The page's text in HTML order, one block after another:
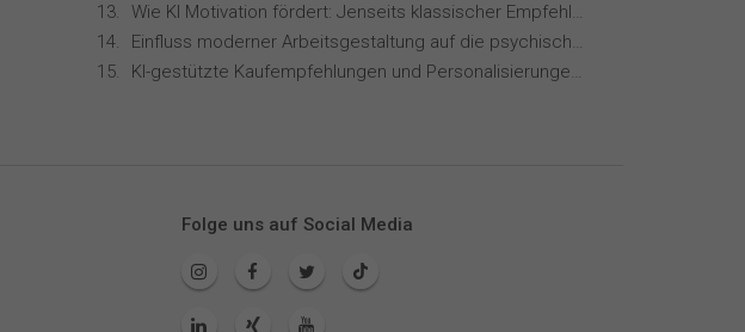
Wie KI Motivation fördert: Jenseits klassischer Empfehlungssysteme
Einfluss moderner Arbeitsgestaltung auf die psychische Gesundheit
KI-gestützte Kaufempfehlungen und Personalisierungen im Online-Handel
Folge uns auf Social Media